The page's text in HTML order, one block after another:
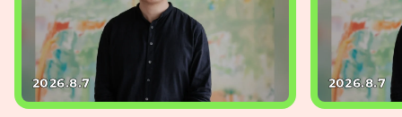
2026.8.7 2026.8.7